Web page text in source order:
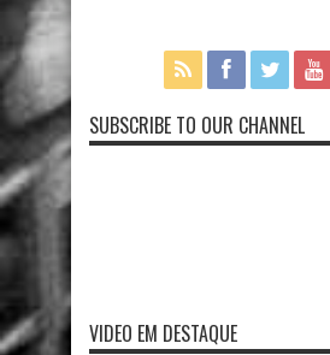
SUBSCRIBE TO OUR CHANNEL
VIDEO EM DESTAQUE